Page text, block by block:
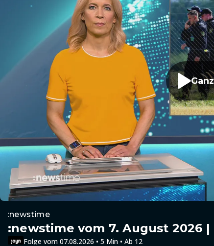
:newstime
:newstime vom 7. August 2026 |
Folge vom 07.08.2026 • 5 Min • Ab 12